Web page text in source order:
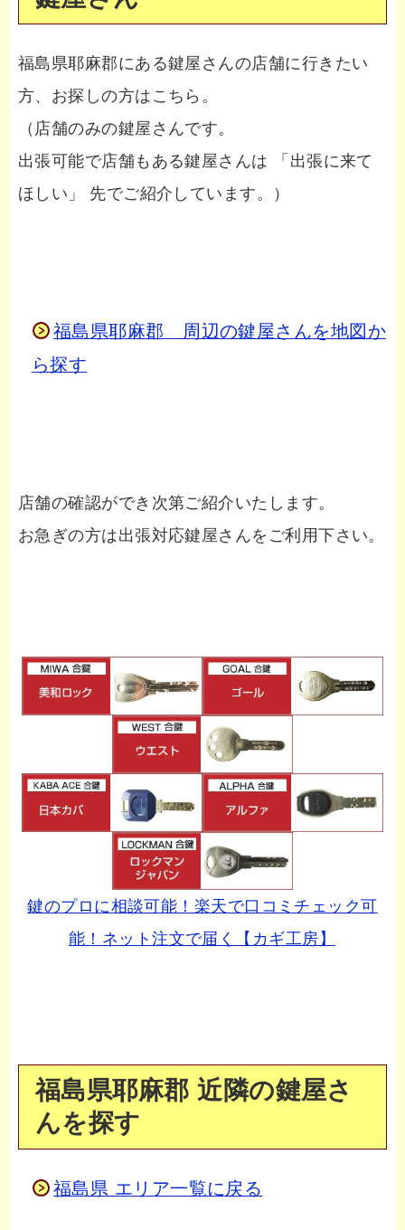
福島県耶麻郡にある鍵屋さんの店舗に行きたい
方、お探しの方はこちら。
（店舗のみの鍵屋さんです。
出張可能で店舗もある鍵屋さんは 「出張に来て
ほしい」 先でご紹介しています。）
福島県耶麻郡 周辺の鍵屋さんを地図か
ら探す
店舗の確認ができ次第ご紹介いたします。
お急ぎの方は出張対応鍵屋さんをご利用下さい。
鍵のプロに相談可能！楽天で口コミチェック可
能！ネット注文で届く【カギ工房】
福島県耶麻郡 近隣の鍵屋さ
んを探す
福島県 エリア一覧に戻る